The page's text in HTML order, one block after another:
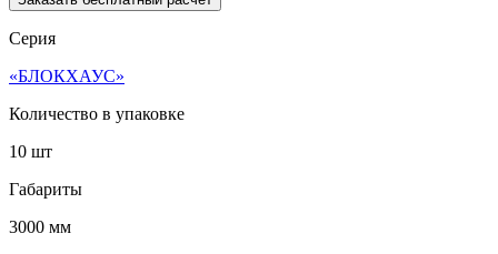
Серия
«БЛОКХАУС»
Количество в упаковке
10 шт
Габариты
3000 мм